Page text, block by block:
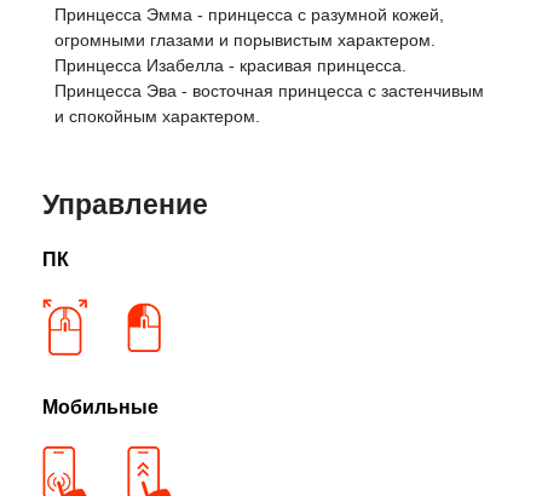
Принцесса Эмма - принцесса с разумной кожей,
огромными глазами и порывистым характером.
Принцесса Изабелла - красивая принцесса.
Принцесса Эва - восточная принцесса с застенчивым
и спокойным характером.
Управление
ПК
Мобильные